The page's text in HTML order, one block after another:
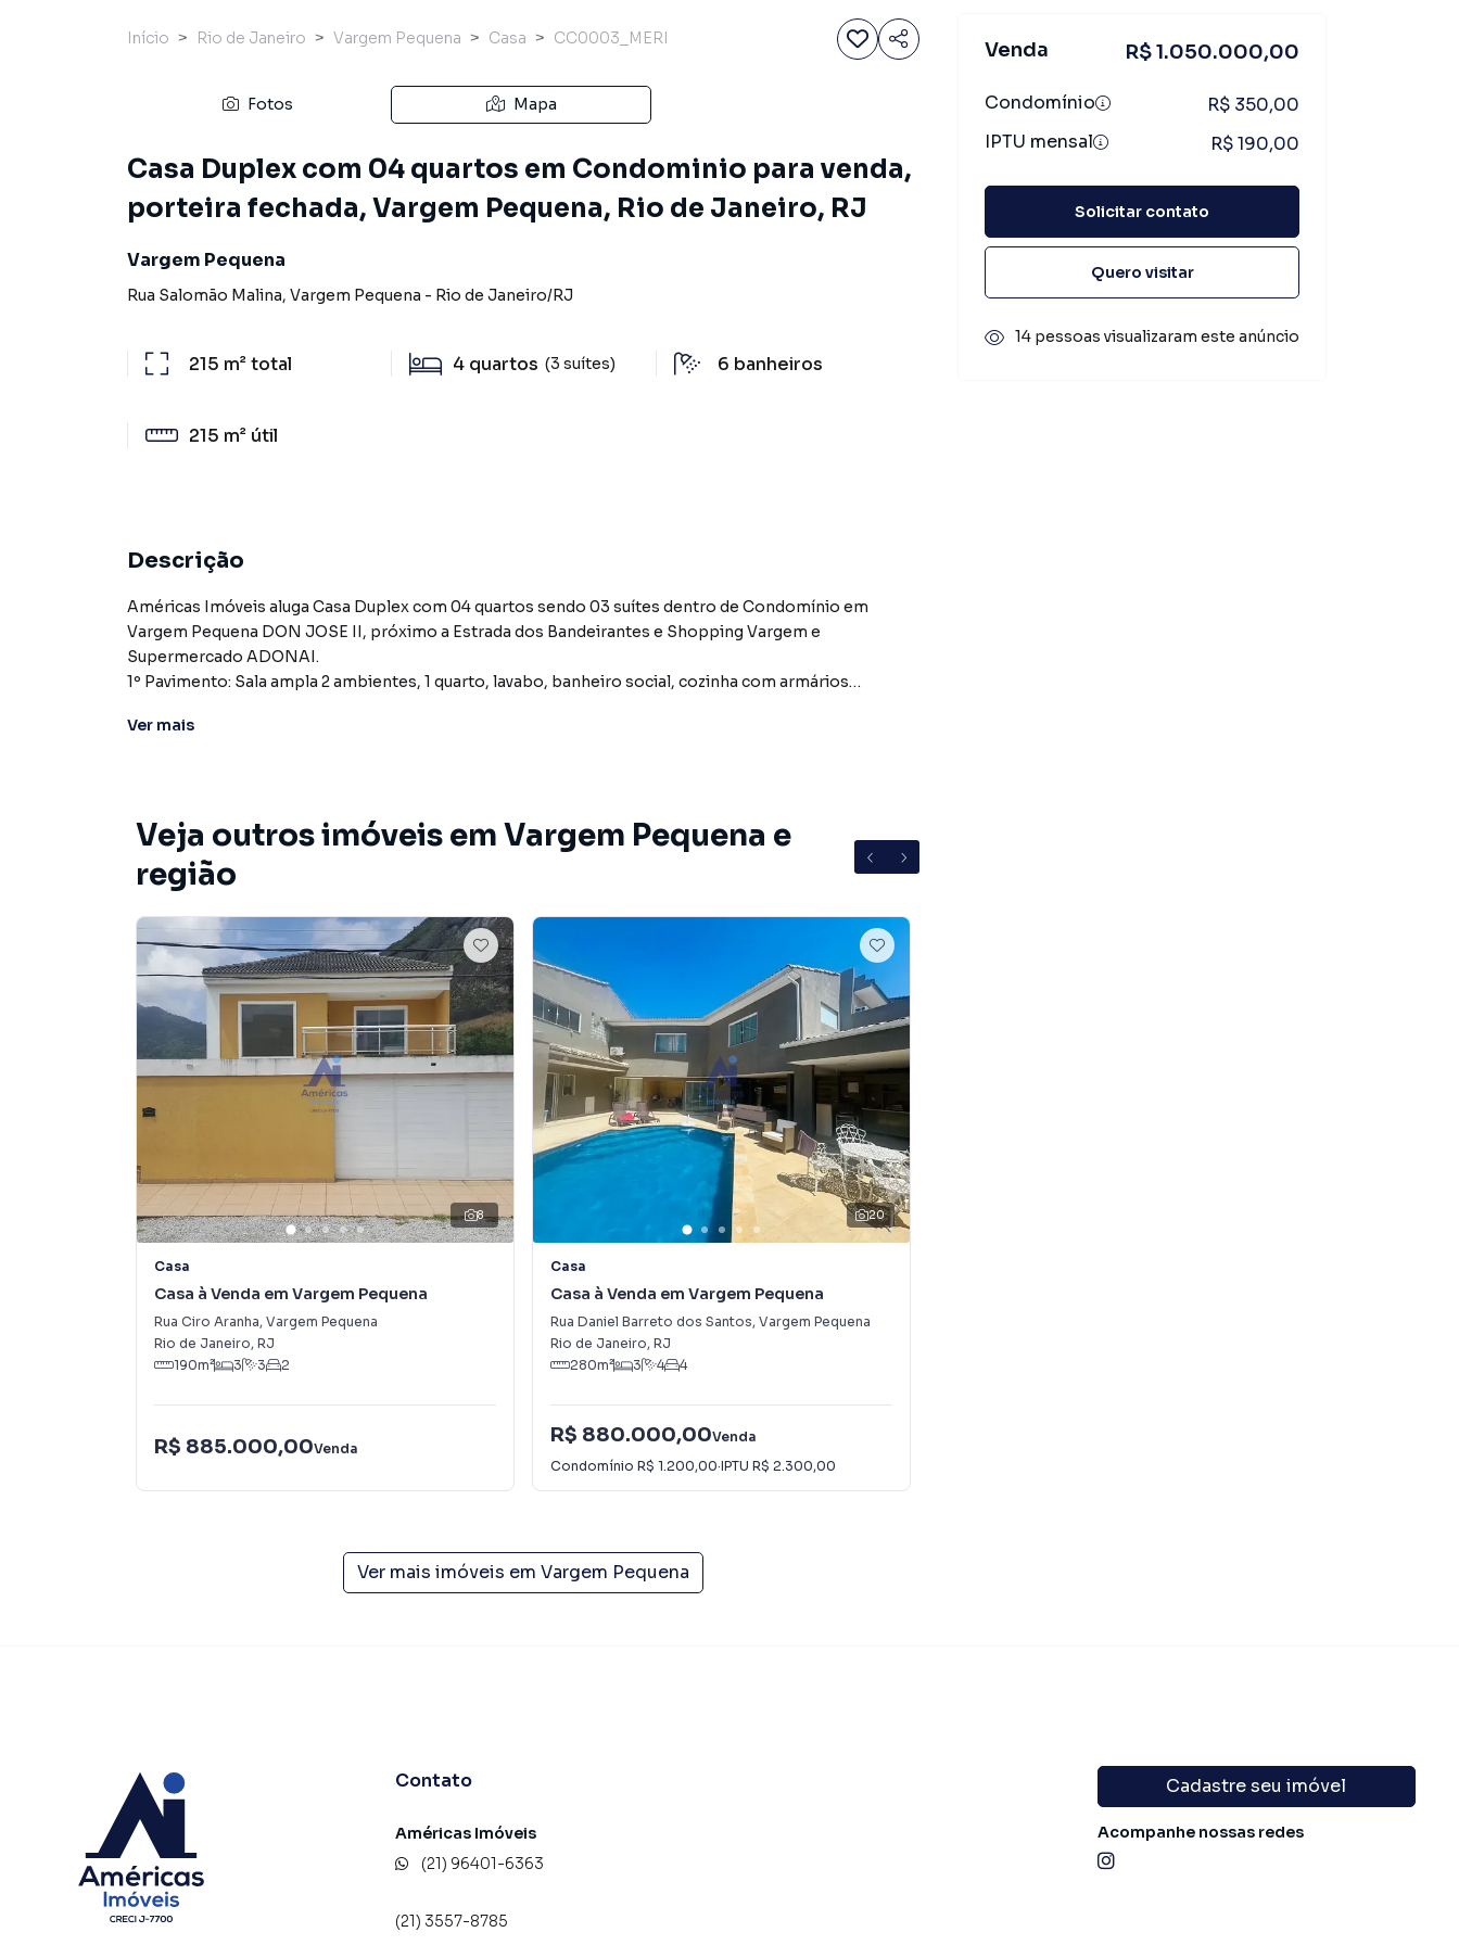
Início Rio de Janeiro Vargem Pequena Casa CC0003_MERI
Fotos Mapa
Casa Duplex com 04 quartos em Condominio para venda,
porteira fechada, Vargem Pequena, Rio de Janeiro, RJ
Vargem Pequena
Rua Salomão Malina, Vargem Pequena - Rio de Janeiro/RJ
215 m²total 4 quartos (3 suítes) 6 banheiros
215 m² útil
Descrição
Américas Imóveis aluga Casa Duplex com 04 quartos sendo 03 suítes dentro de Condomínio em
Vargem Pequena DON JOSE II, próximo a Estrada dos Bandeirantes e Shopping Vargem e
Supermercado ADONAI.
1º Pavimento: Sala ampla 2 ambientes, 1 quarto, lavabo, banheiro social, cozinha com armários
Area Externa: Piscina, Churrasqueira com quintal e área gourmet, Mesa de Sinuca, Mesa de Totó,
banheiro social, pula pula, casa de boneca e Chuveirão.
Total área 215m².
Ver mais
Veja outros imóveis em Vargem Pequena e
região
8
Casa
Casa à Venda em Vargem Pequena
Rua Ciro Aranha, Vargem Pequena
Rio de Janeiro, RJ
190m² 3 3 2
R$ 885.000,00Venda
20
Casa
Casa à Venda em Vargem Pequena
Rua Daniel Barreto dos Santos, Vargem Pequena
Rio de Janeiro, RJ
280m² 3 4 4
R$ 880.000,00Venda
Condomínio R$ 1.200,00·IPTU R$ 2.300,00
Ver mais imóveis em Vargem Pequena
Venda R$ 1.050.000,00
Condomínio
R$ 350,00
IPTU mensal
R$ 190,00
Solicitar contato
Quero visitar
14 pessoas visualizaram este anúncio
Contato
Américas Imóveis
(21) 96401-6363
(21) 3557-8785
Cadastre seu imóvel
Acompanhe nossas redes